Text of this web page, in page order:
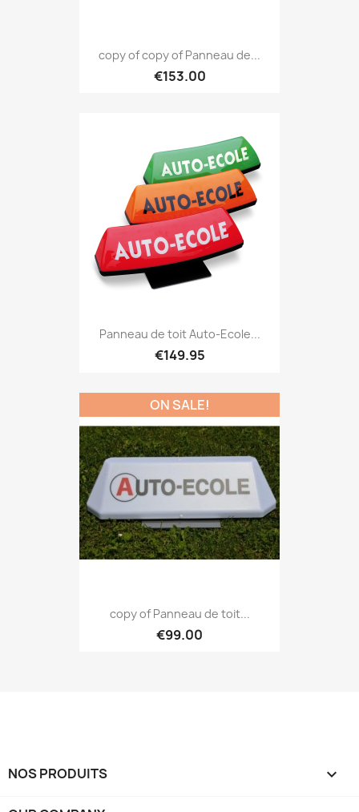
copy of copy of Panneau de...
€153.00
Panneau de toit Auto-Ecole...
€149.95
copy of Panneau de toit...
€99.00
ON SALE!
NOS PRODUITS 